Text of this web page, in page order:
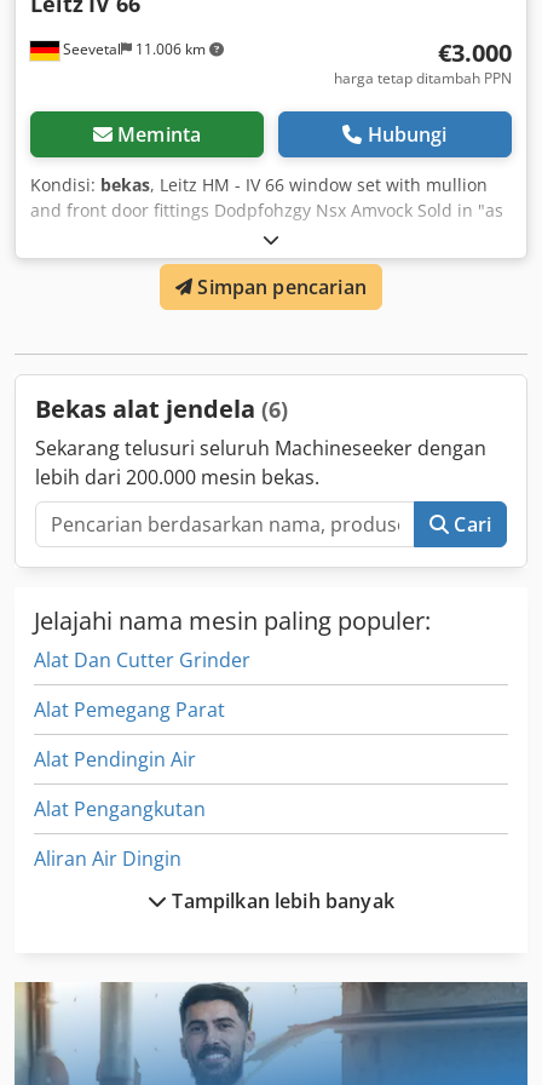
Seevetal 11.006 km €3.000
harga tetap ditambah PPN
Meminta Hubungi
Kondisi: bekas, Leitz HM - IV 66 window set with mullion
and front door fittings Dodpfohzgy Nsx Amvock Sold in "as
is" condition, tools have not been re-sharpened, located in
Seevetal, without transport, subject to prior sale,
Simpan pencarian
Bekas alat jendela (6)
Sekarang telusuri seluruh Machineseeker dengan
lebih dari 200.000 mesin bekas.
Cari
Jelajahi nama mesin paling populer:
Alat Dan Cutter Grinder
Alat Pemegang Parat
Alat Pendingin Air
Alat Pengangkutan
Aliran Air Dingin
Alu Kreissaege
Dua-Aisled Hall
Tampilkan lebih banyak